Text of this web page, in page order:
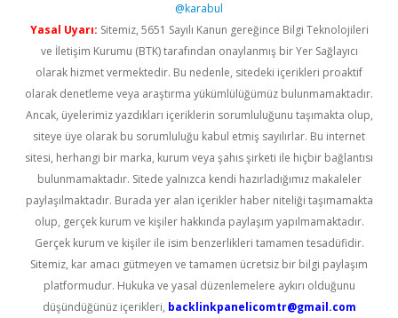
@karabul
Yasal Uyarı: Sitemiz, 5651 Sayılı Kanun gereğince Bilgi Teknolojileri
ve İletişim Kurumu (BTK) tarafından onaylanmış bir Yer Sağlayıcı
olarak hizmet vermektedir. Bu nedenle, sitedeki içerikleri proaktif
olarak denetleme veya araştırma yükümlülüğümüz bulunmamaktadır.
Ancak, üyelerimiz yazdıkları içeriklerin sorumluluğunu taşımakta olup,
siteye üye olarak bu sorumluluğu kabul etmiş sayılırlar. Bu internet
sitesi, herhangi bir marka, kurum veya şahıs şirketi ile hiçbir bağlantısı
bulunmamaktadır. Sitede yalnızca kendi hazırladığımız makaleler
paylaşılmaktadır. Burada yer alan içerikler haber niteliği taşımamakta
olup, gerçek kurum ve kişiler hakkında paylaşım yapılmamaktadır.
Gerçek kurum ve kişiler ile isim benzerlikleri tamamen tesadüfidir.
Sitemiz, kar amacı gütmeyen ve tamamen ücretsiz bir bilgi paylaşım
platformudur. Hukuka ve yasal düzenlemelere aykırı olduğunu
düşündüğünüz içerikleri, backlinkpanelicomtr@gmail.com